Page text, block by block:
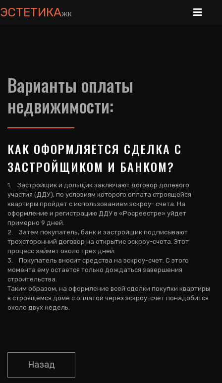
ЭСТЕТИКАЖК
Варианты оплаты
недвижимости:
КАК ОФОРМЛЯЕТСЯ СДЕЛКА С
ЗАСТРОЙЩИКОМ И БАНКОМ?
1. Застройщик и дольщик заключают договор долевого
участия (ДДУ), по условиям которого оплата строящейся
квартиры пройдет с использованием эскроу- счета. На
оформление и регистрацию ДДУ в «Росреестре» уйдет
примерно 9 дней.
2. Затем покупатель, банк и застройщик подписывают
трехсторонний договор на открытие эскроу-счета. Этот
процесс займет около трех дней.
3. Покупатель вносит средства на эскроу-счет. С этого
момента ему остается только дождаться завершения
строительства.
Таким образом, на оформление всей сделки покупки квартиры
в строящемся доме с оплатой через эскроу-счет понадобится
около двух недель.
Назад